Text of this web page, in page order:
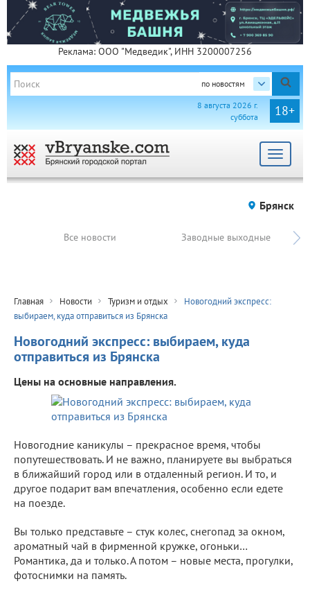
Реклама: ООО "Медведик", ИНН 3200007256
по новостям
18+
8 августа 2026 г.
суббота
Toggle
Брянск
Все новости Заводные выходные
Главная Новости Туризм и отдых
Новогодний экспресс:
выбираем, куда отправиться из Брянска
Новогодний экспресс: выбираем, куда
отправиться из Брянска
Цены на основные направления.
Новогодние каникулы – прекрасное время, чтобы
попутешествовать. И не важно, планируете вы выбраться
в ближайший город или в отдаленный регион. И то, и
другое подарит вам впечатления, особенно если едете
на поезде.
Вы только представьте – стук колес, снегопад за окном,
ароматный чай в фирменной кружке, огоньки…
Романтика, да и только. А потом – новые места, прогулки,
фотоснимки на память.